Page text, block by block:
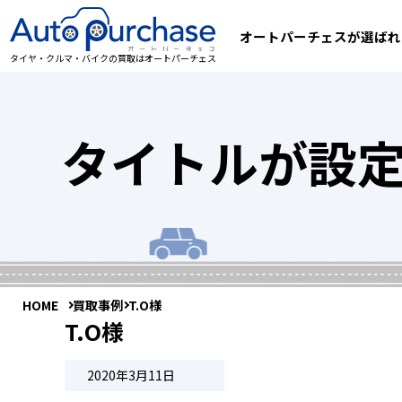
タイヤ・クルマ・バイクの買取はオートパーチェス
オートパーチェスが選ば
タイトルが設
HOME 買取事例 T.O様
T.O様
2020年3月11日